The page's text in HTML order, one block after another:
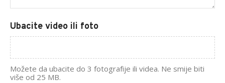
Ubacite video ili foto
Možete da ubacite do 3 fotografije ili videa. Ne smije biti
više od 25 MB.